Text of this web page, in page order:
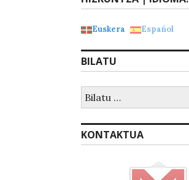
Euskera Español
BILATU
KONTAKTUA